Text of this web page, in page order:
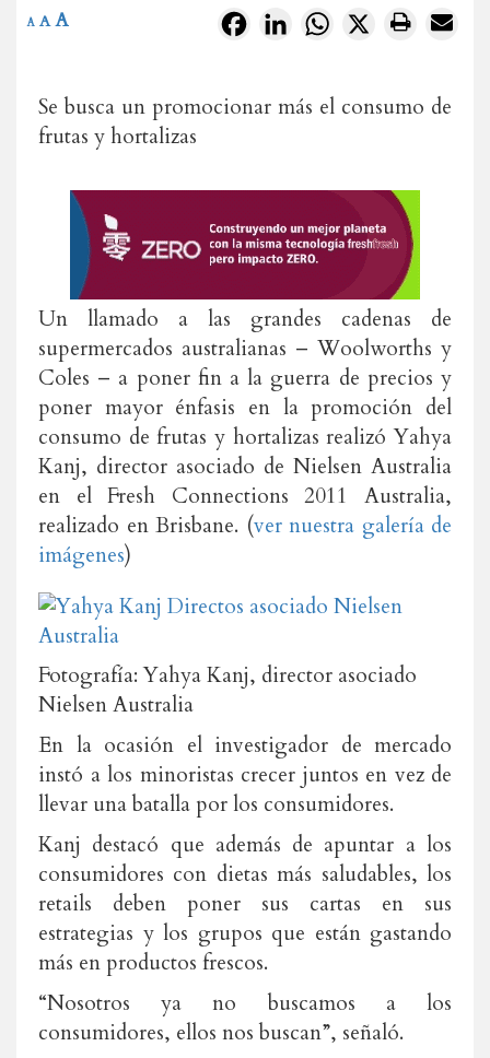
FacebookLinkedInWhatsApp
X
A A A
Se busca un promocionar más el consumo de
frutas y hortalizas
Un llamado a las grandes cadenas de
supermercados australianas – Woolworths y
Coles – a poner fin a la guerra de precios y
poner mayor énfasis en la promoción del
consumo de frutas y hortalizas realizó Yahya
Kanj, director asociado de Nielsen Australia
en el Fresh Connections 2011 Australia,
realizado en Brisbane. (ver nuestra galería de
imágenes)
Fotografía: Yahya Kanj, director asociado
Nielsen Australia
En la ocasión el investigador de mercado
instó a los minoristas crecer juntos en vez de
llevar una batalla por los consumidores.
Kanj destacó que además de apuntar a los
consumidores con dietas más saludables, los
retails deben poner sus cartas en sus
estrategias y los grupos que están gastando
más en productos frescos.
“Nosotros ya no buscamos a los
consumidores, ellos nos buscan”, señaló.